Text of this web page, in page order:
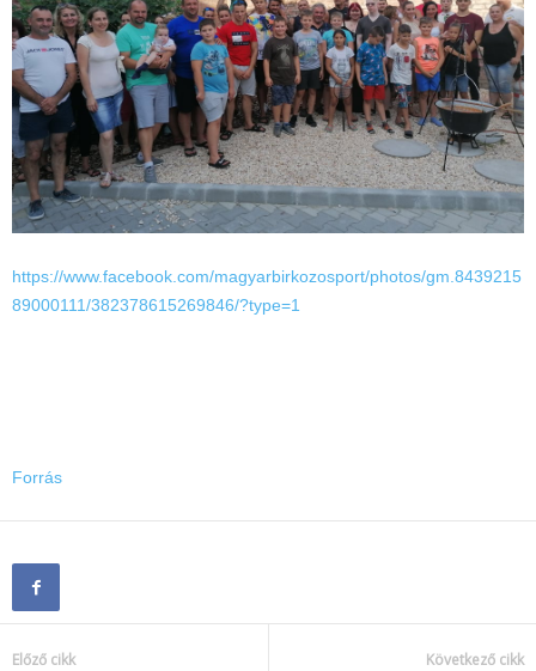
https://www.facebook.com/magyarbirkozosport/photos/gm.8439215
89000111/382378615269846/?type=1
Forrás
Előző cikk Következő cikk